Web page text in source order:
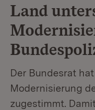
Land
Der Bundesrat
Modernisierung
zugestimmt.